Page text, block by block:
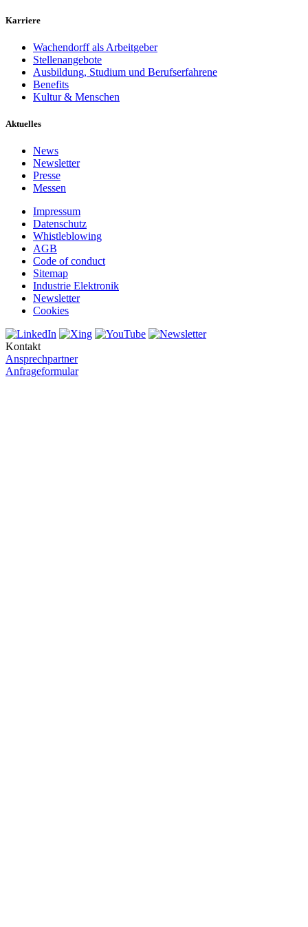
Karriere
Wachendorff als Arbeitgeber
Stellenangebote
Ausbildung, Studium und Berufserfahrene
Benefits
Kultur & Menschen
Aktuelles
News
Newsletter
Presse
Messen
Impressum
Datenschutz
Whistleblowing
AGB
Code of conduct
Sitemap
Industrie Elektronik
Newsletter
Cookies
Kontakt
Ansprechpartner
Anfrageformular